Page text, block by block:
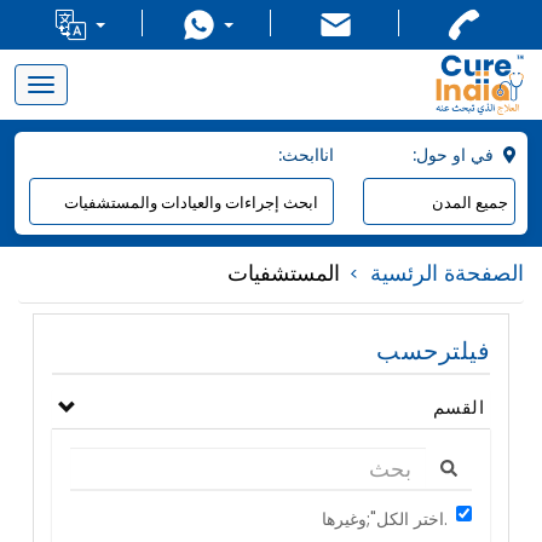
Toggle
navigation
:اناابحث
الصفحةة الرئسية المستشفيات
فيلترحسب
القسم
اختر الكل";وغيرها.